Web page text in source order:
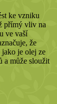
ke vzniku
přímý vliv na
ve vaší
že
je olej ze
a může sloužit